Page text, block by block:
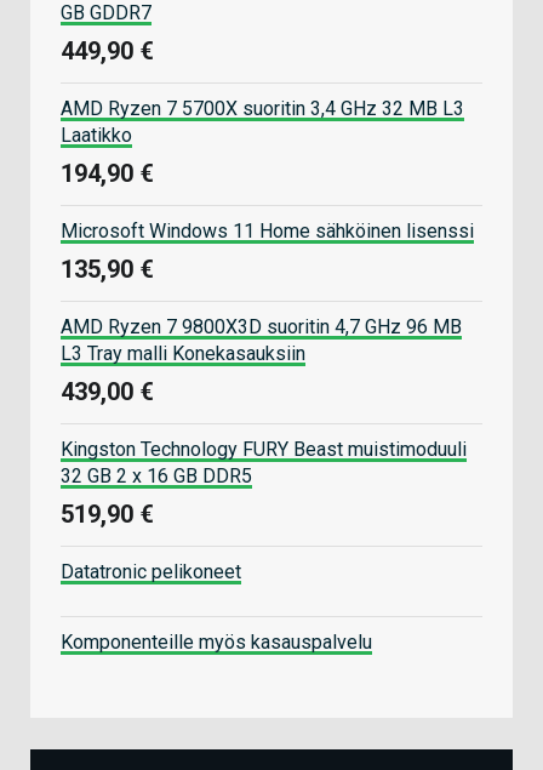
GB GDDR7
449,90 €
AMD Ryzen 7 5700X suoritin 3,4 GHz 32 MB L3
Laatikko
194,90 €
Microsoft Windows 11 Home sähköinen lisenssi
135,90 €
AMD Ryzen 7 9800X3D suoritin 4,7 GHz 96 MB
L3 Tray malli Konekasauksiin
439,00 €
Kingston Technology FURY Beast muistimoduuli
32 GB 2 x 16 GB DDR5
519,90 €
Datatronic pelikoneet
Komponenteille myös kasauspalvelu